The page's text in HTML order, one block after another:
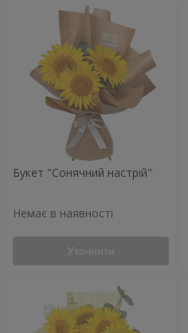
Букет "Сонячний настрій"
Немає в наявності
Уточнити